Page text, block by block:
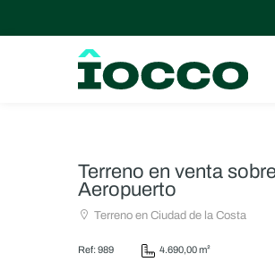
Terreno en venta
Aeropuerto
Terreno en Ciudad de la Costa
Ref: 989 4.690,00 m²